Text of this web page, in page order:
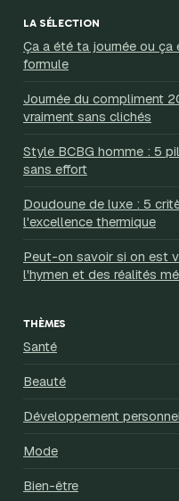
LA SÉLECTION
Ça a été ta journée ou
formule
Journée du compliment
vraiment sans clichés
Style BCBG homme : 5
sans effort
Doudoune de luxe : 5
l'excellence thermique
Peut-on savoir si on est
l'hymen et des réalités
THÈMES
Santé
Beauté
Développement
Mode
Bien-être